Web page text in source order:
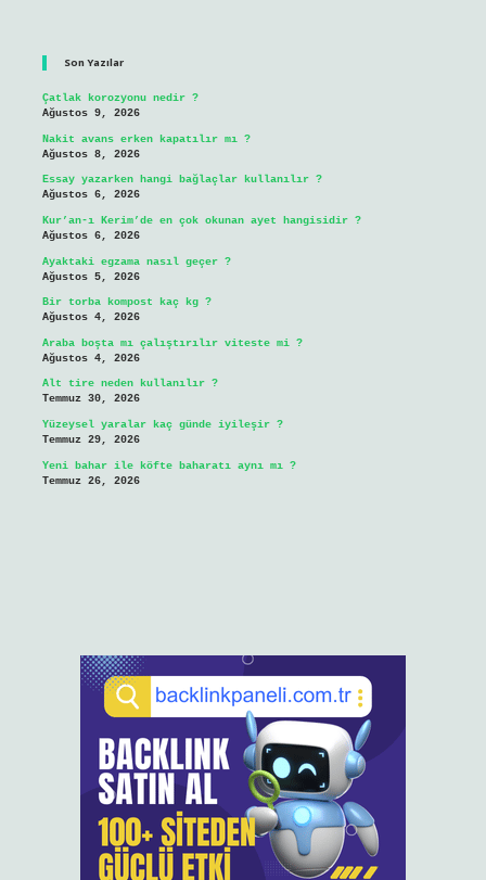
Son Yazılar
Çatlak korozyonu nedir ?
Ağustos 9, 2026
Nakit avans erken kapatılır mı ?
Ağustos 8, 2026
Essay yazarken hangi bağlaçlar kullanılır ?
Ağustos 6, 2026
Kur’an-ı Kerim’de en çok okunan ayet hangisidir ?
Ağustos 6, 2026
Ayaktaki egzama nasıl geçer ?
Ağustos 5, 2026
Bir torba kompost kaç kg ?
Ağustos 4, 2026
Araba boşta mı çalıştırılır viteste mi ?
Ağustos 4, 2026
Alt tire neden kullanılır ?
Temmuz 30, 2026
Yüzeysel yaralar kaç günde iyileşir ?
Temmuz 29, 2026
Yeni bahar ile köfte baharatı aynı mı ?
Temmuz 26, 2026